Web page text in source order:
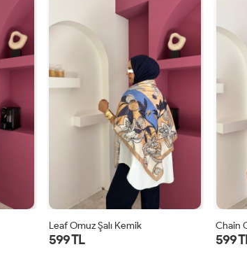
Leaf Omuz Şalı Kemik
599 TL
Chain
599